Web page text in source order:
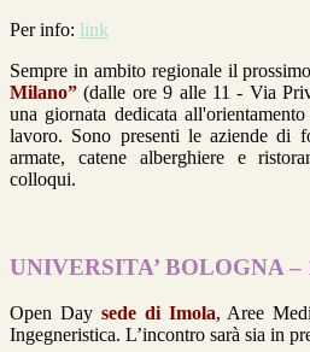
Per info: link
Sempre in ambito regionale il
Milano” (dalle ore 9 alle 11 - Via
una giornata dedicata
lavoro. Sono presenti le aziende di
armate, catene alberghiere e
colloqui.
UNIVERSITA’ BOLOGNA –
Open Day sede di Imola, Aree
Ingegneristica. L’incontro sarà sia in